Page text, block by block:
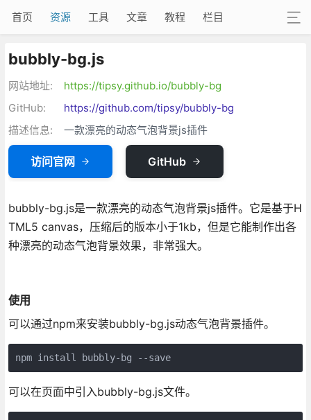
首页 资源 工具 文章 教程 栏目
bubbly-bg.js
网站地址:
https://tipsy.github.io/bubbly-bg
GitHub:
https://github.com/tipsy/bubbly-bg
描述信息:
一款漂亮的动态气泡背景js插件
访问官网 GitHub
bubbly-bg.js是一款漂亮的动态气泡背景js插件。它是基于H
TML5 canvas，压缩后的版本小于1kb，但是它能制作出各
种漂亮的动态气泡背景效果，非常强大。
使用
可以通过npm来安装bubbly-bg.js动态气泡背景插件。
npm install bubbly-bg --save
可以在页面中引入bubbly-bg.js文件。